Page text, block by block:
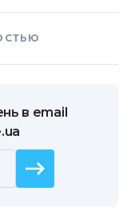
в email